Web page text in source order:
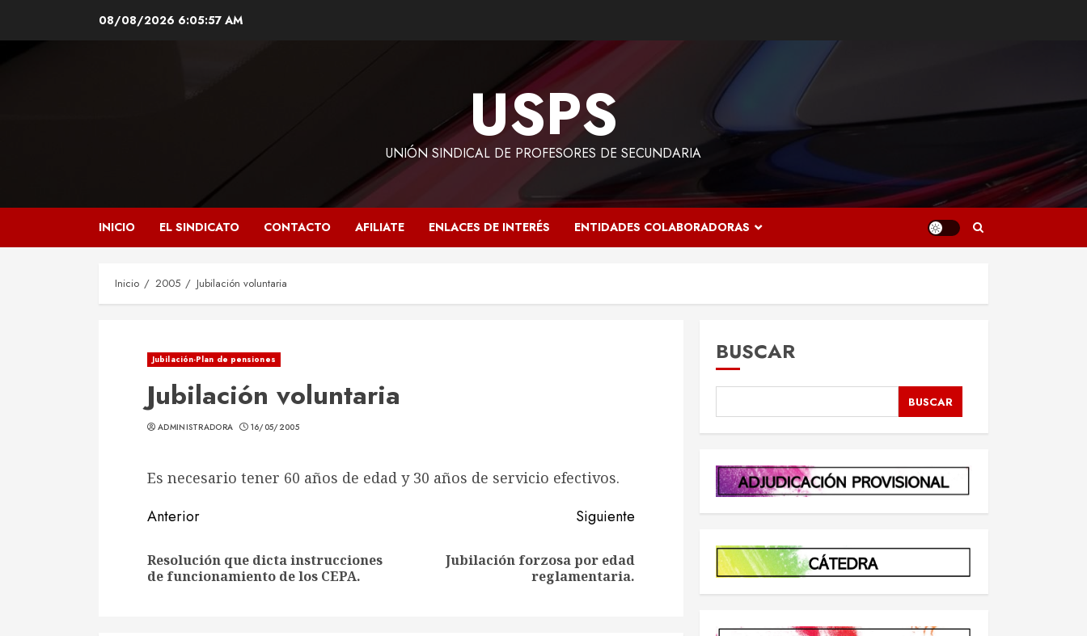
08/08/2026 6:05:59 AM
USPS
UNIÓN SINDICAL DE PROFESORES DE SECUNDARIA
INICIO EL SINDICATO CONTACTO AFILIATE ENLACES DE INTERÉS ENTIDADES COLABORADORAS
Inicio 2005 Jubilación voluntaria
Jubilación-Plan de pensiones
Jubilación voluntaria
ADMINISTRADORA 16/05/2005
Es necesario tener 60 años de edad y 30 años de servicio efectivos.
Sigue
leyendo
Anterior
Resolución que dicta instrucciones
de funcionamiento de los CEPA.
Siguiente
SiguienteJubilación forzosa por edad
reglamentaria.
BUSCAR
BUSCAR